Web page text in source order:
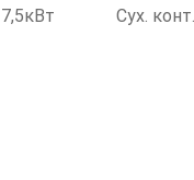
7,5кВт Сух.